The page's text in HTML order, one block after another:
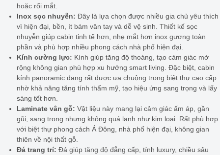
hoặc rối mắt.
Inox sọc nhuyễn: Đây là lựa chọn được nhiều gia chủ yêu thích
vì hiện đại, bền, ít bám vân tay và dễ vệ sinh. Thiết kế sọc
nhuyễn giúp cabin tinh tế hơn, nhẹ mắt hơn inox gương toàn
phần và phù hợp nhiều phong cách nhà phố hiện đại.
Kính cường lực: Kính giúp tăng độ thoáng, tạo cảm giác mở
rộng không gian phù hợp xu hướng smart living. Đặc biệt, cabin
kính panoramic đang rất được ưa chuộng trong biệt thự cao cấp
nhờ khả năng tăng tính thẩm mỹ, tạo hiệu ứng sang trọng và lấy
sáng tốt hơn.
Laminate vân gỗ: Vật liệu này mang lại cảm giác ấm áp, gần
gũi, sang trọng nhưng không quá lạnh như kim loại. Rất phù hợp
với biệt thự phong cách Á Đông, nhà phố hiện đại, không gian
thiên về nội thất gỗ.
Đá trang trí: Đá giúp tăng độ đẳng cấp, tính luxury, chiều sâu